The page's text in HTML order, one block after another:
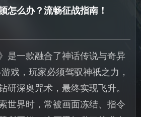
怎么办？流畅征战指南！
是一款融合了神话传说与奇异
戏，玩家必须驾驭神祇之力，
研深奥咒术，最终实现飞升。
世界时，常被画面冻结、指令